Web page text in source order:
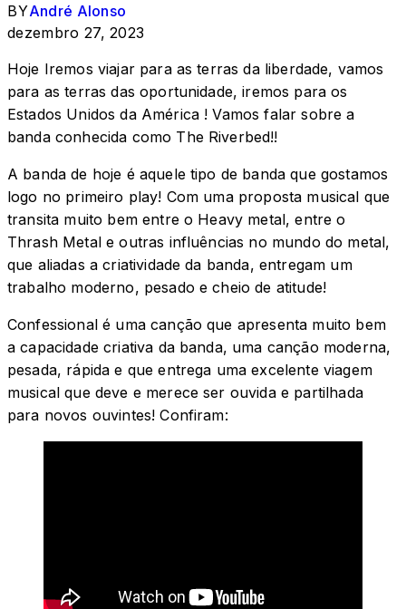
BYAndré Alonso
dezembro 27, 2023
Hoje Iremos viajar para as terras da liberdade, vamos
para as terras das oportunidade, iremos para os
Estados Unidos da América ! Vamos falar sobre a
banda conhecida como The Riverbed!!
A banda de hoje é aquele tipo de banda que gostamos
logo no primeiro play! Com uma proposta musical que
transita muito bem entre o Heavy metal, entre o
Thrash Metal e outras influências no mundo do metal,
que aliadas a criatividade da banda, entregam um
trabalho moderno, pesado e cheio de atitude!
Confessional é uma canção que apresenta muito bem
a capacidade criativa da banda, uma canção moderna,
pesada, rápida e que entrega uma excelente viagem
musical que deve e merece ser ouvida e partilhada
para novos ouvintes! Confiram: